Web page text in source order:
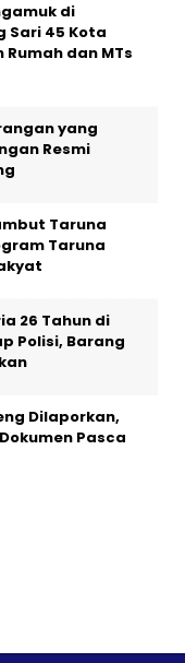
di
Sari 45 Kota
dan MTs
yang
Resmi
Taruna
Taruna
26 Tahun di
Polisi, Barang
Dilaporkan,
Pasca